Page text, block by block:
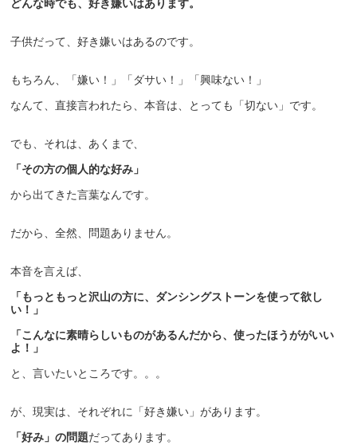
子供だって、好き嫌いはあるのです。
もちろん、「嫌い！」「ダサい！」「興味ない！」
なんて、直接言われたら、本音は、とっても「切ない」です。
でも、それは、あくまで、
「その方の個人的な好み」
から出てきた言葉なんです。
だから、全然、問題ありません。
本音を言えば、
「もっともっと沢山の方に、ダンシングストーンを使って欲し
い！」
「こんなに素晴らしいものがあるんだから、使ったほうががいい
よ！」
と、言いたいところです。。。
が、現実は、それぞれに「好き嫌い」があります。
「好み」の問題だってあります。